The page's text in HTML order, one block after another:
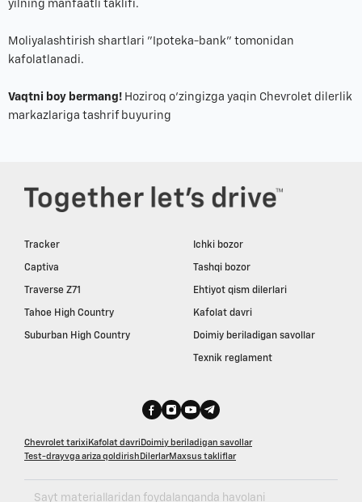
yilning manfaatli taklifi.
Moliyalashtirish shartlari "Ipoteka-bank" tomonidan
kafolatlanadi.
Vaqtni boy bermang! Hoziroq o‘zingizga yaqin Chevrolet dilerlik
markazlariga tashrif buyuring
Tracker
Captiva
Traverse Z71
Tahoe High Country
Suburban High Country
Ichki bozor
Tashqi bozor
Ehtiyot qism dilerlari
Kafolat davri
Doimiy beriladigan savollar
Texnik reglament
Chevrolet tarixi Kafolat davri Doimiy beriladigan savollar
Test-drayvga ariza qoldirish DilerlarMaxsus takliflar
Sayt materiallaridan foydalanganda havolani